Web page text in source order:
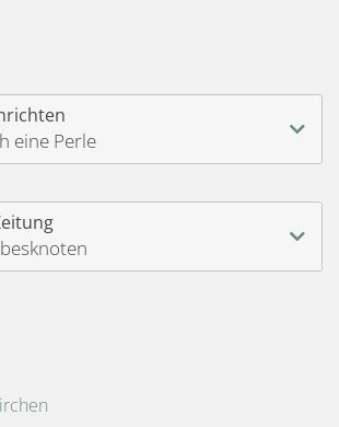
eine Perle